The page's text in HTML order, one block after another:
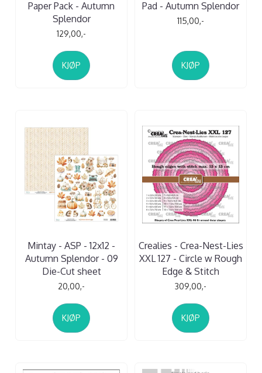
Paper Pack - Autumn
Splendor
129,00,-
KJØP
Pad - Autumn Splendor
115,00,-
KJØP
Mintay - ASP - 12x12 -
Autumn Splendor - 09
Die-Cut sheet
20,00,-
KJØP
Crealies - Crea-Nest-Lies
XXL 127 - Circle w Rough
Edge & Stitch
309,00,-
KJØP